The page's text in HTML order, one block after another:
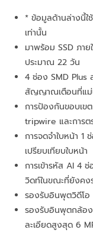
* ข้อมูลด้านล่างนี้
เท่านั้น
มาพร้อม SSD ภาย
ประมาณ 22 วัน
4 ช่อง SMD Plus
สัญญาณเตือนที่แม่
การป้องกันขอบเข
tripwire และการต
การจดจำใบหน้า 1
เปรียบเทียบใบหน้า
การเข้ารหัส AI 4
วิดท์ในขณะที่ยังคง
รองรับอินพุตวิดีโอ
รองรับอินพุตกล้อง
ละเอียดสูงสุด 6